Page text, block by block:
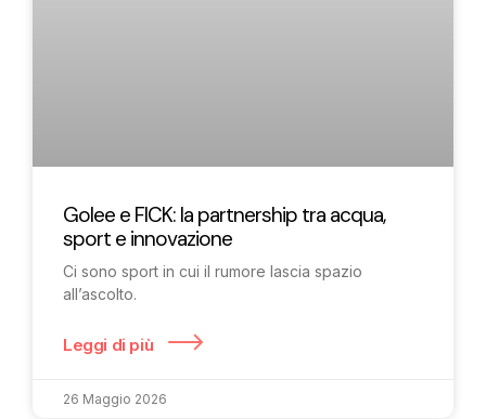
Golee e FICK: la partnership tra acqua,
sport e innovazione
Ci sono sport in cui il rumore lascia spazio
all’ascolto.
Leggi di più
26 Maggio 2026